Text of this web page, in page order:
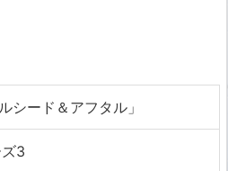
シード＆アフタル」
3